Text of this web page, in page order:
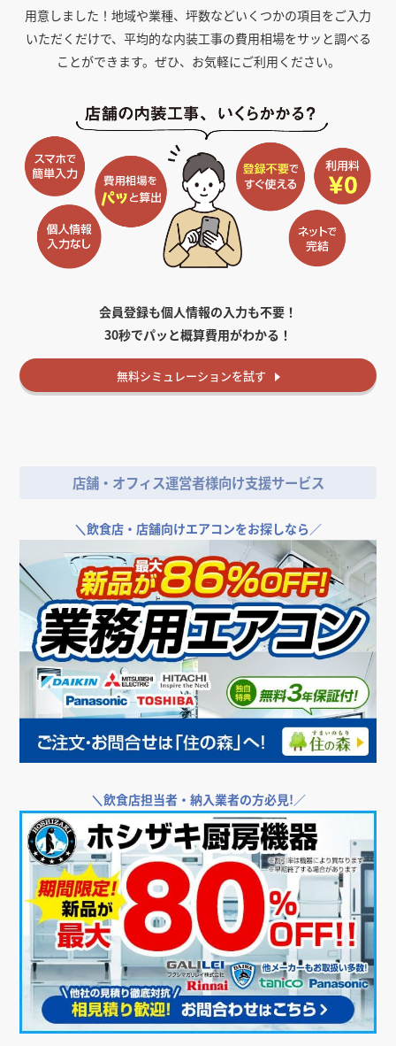
用意しました！ 地域や業種、坪数などいくつかの項目をご入力
いただくだけで、平均的な内装工事の費用相場をサッと調べる
ことができます。ぜひ、お気軽にご利用ください。
会員登録も個人情報の入力も不要！
30秒でパッと概算費用がわかる！
無料シミュレーションを試す
店舗・オフィス運営者様向け支援サービス
＼飲食店・店舗向けエアコンをお探しなら／
＼飲食店担当者・納入業者の方必見!／